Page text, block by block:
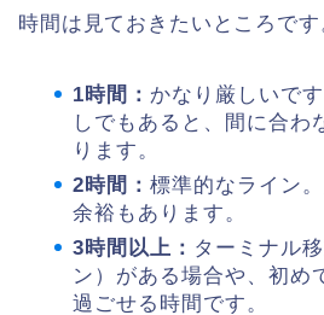
時間は見ておきたいところです
1時間： かなり厳しいで
しでもあると、間に合わ
ります。
2時間： 標準的なライン
余裕もあります。
3時間以上： ターミナル
ン）がある場合や、初め
過ごせる時間です。